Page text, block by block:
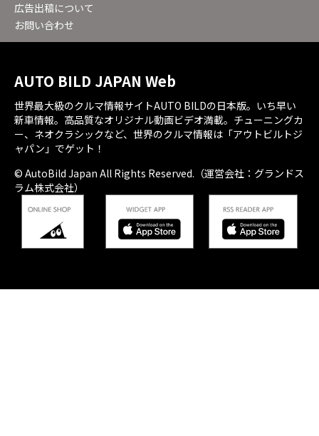
広告出稿について
お問い合わせ
AUTO BILD JAPAN Web
世界最大級のクルマ情報サイトAUTO BILDの日本版。いち早い
新車情報。高品質なオリジナル動画ビデオ満載。チューニングカ
ー、ネオクラシックなど、世界のクルマ情報は「アウトビルトジ
ャパン」でゲット！
© AutoBild Japan All Rights Reserved.（運営会社：グランドス
ラム株式会社）